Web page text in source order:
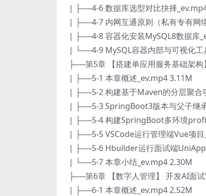
| ├──4-6 数据库选型对比抉择
| ├──4-7 内网互通原则（私有专有网
| ├──4-8 容器化安装MySQL8数据库
| └──4-9 MySQL容器内部与可视化工
├──第5章 【搭建单应用服务基础架
| ├──5-1 本章概述_ev.mp4 3.11M
| ├──5-2 构建基于Maven的分层聚合
| ├──5-3 SpringBoot3版本与父子继
| ├──5-4 构建SpringBoot多环境
| ├──5-5 VSCode运行管理端Vue项
| ├──5-6 Hbuilder运行面试端
| └──5-7 本章小结_ev.mp4 2.30M
├──第6章 【数字人管理】 开发AI面
| ├──6-1 本章概述_ev.mp4 2.52M